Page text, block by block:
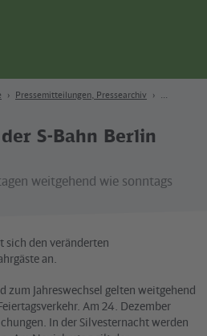
Pressemitteilungen, Pressearchiv
S-Bahn Berlin
weitgehend wie sonntags
sich den veränderten
an.
zum Jahreswechsel gelten weitgehend
Am 24. Dezember
In der Silvesternacht werden